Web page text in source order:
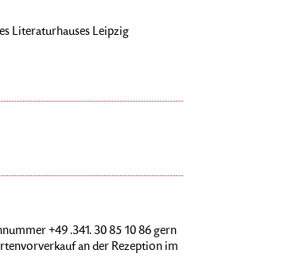
Literaturhauses Leipzig
+49 .341. 30 85 10 86 gern
an der Rezeption im